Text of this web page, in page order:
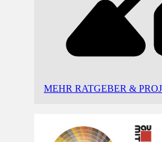
MEHR RATGEBER &